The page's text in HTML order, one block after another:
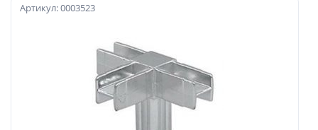
Артикул: 0003523